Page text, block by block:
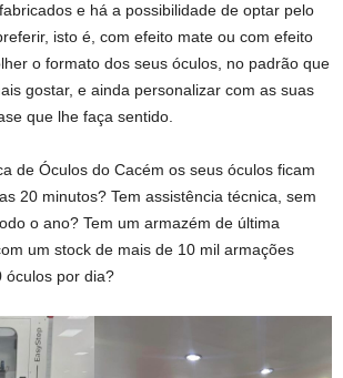
e há a possibilidade de optar pelo
isto é, com efeito mate ou com efeito
o formato dos seus óculos, no padrão que
gostar, e ainda personalizar com as suas
que lhe faça sentido.
de Óculos do Cacém os seus óculos ficam
20 minutos? Tem assistência técnica, sem
o ano? Tem um armazém de última
um stock de mais de 10 mil armações
óculos por dia?